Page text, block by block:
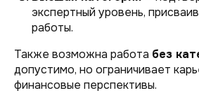
экспертный уровень,
работы.
Также возможна работа без
допустимо, но ограничивает
финансовые перспективы.